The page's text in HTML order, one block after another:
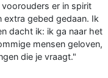
er in spirit
extra gebed gedaan. Ik
dacht ik: ik ga naar het
mensen geloven,
die je vraagt."